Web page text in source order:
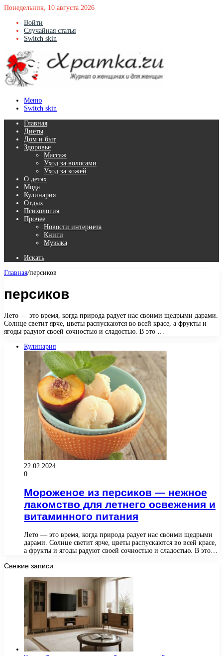
Понедельник, 10 августа 2026
Войти
Случайная статья
Switch skin
Меню
Switch skin
Главная
Диеты
Дом и быт
Здоровье
Массаж
Уход за волосами
Уход за кожей
О детях
Мода
Кулинария
Отдых
Психология
Прочее
Новости интернета
Книги
Музыка
Искать
Главная/персиков
персиков
Лето — это время, когда природа радует нас своими щедрыми дарами.
Солнце светит ярче, цветы распускаются во всей красе, а фрукты и
ягоды радуют своей сочностью и сладостью. В это …
Кулинария
22.02.2024
0
Мороженое из персиков — нежное
лакомство для летнего освежения и
витаминного питания
Лето — это время, когда природа радует нас своими щедрыми
дарами. Солнце светит ярче, цветы распускаются во всей красе,
а фрукты и ягоды радуют своей сочностью и сладостью. В это…
Свежие записи